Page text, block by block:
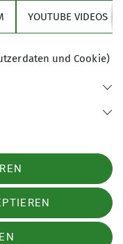
Lindbergmühle
wieder
Wetters wurde es
YOUTUBE VIDEOS
und Cookie)